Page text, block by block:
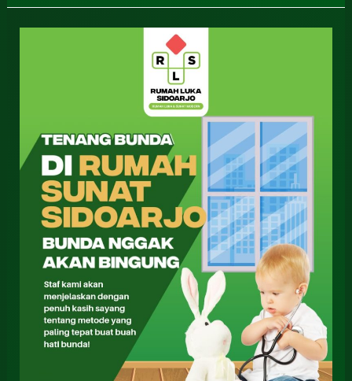
0812-
3262-
068